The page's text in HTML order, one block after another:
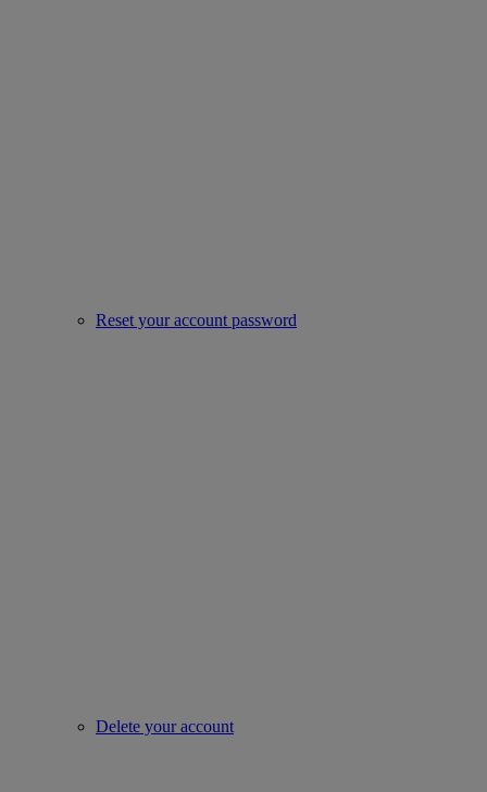
Reset your account password
Delete your account